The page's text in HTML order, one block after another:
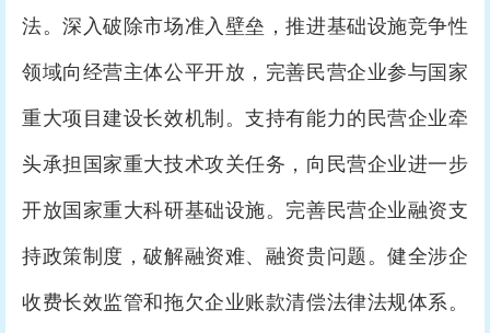
法。深入破除市场准入壁垒，推进基础设施竞争性
领域向经营主体公平开放，完善民营企业参与国家
重大项目建设长效机制。支持有能力的民营企业牵
头承担国家重大技术攻关任务，向民营企业进一步
开放国家重大科研基础设施。完善民营企业融资支
持政策制度，破解融资难、融资贵问题。健全涉企
收费长效监管和拖欠企业账款清偿法律法规体系。